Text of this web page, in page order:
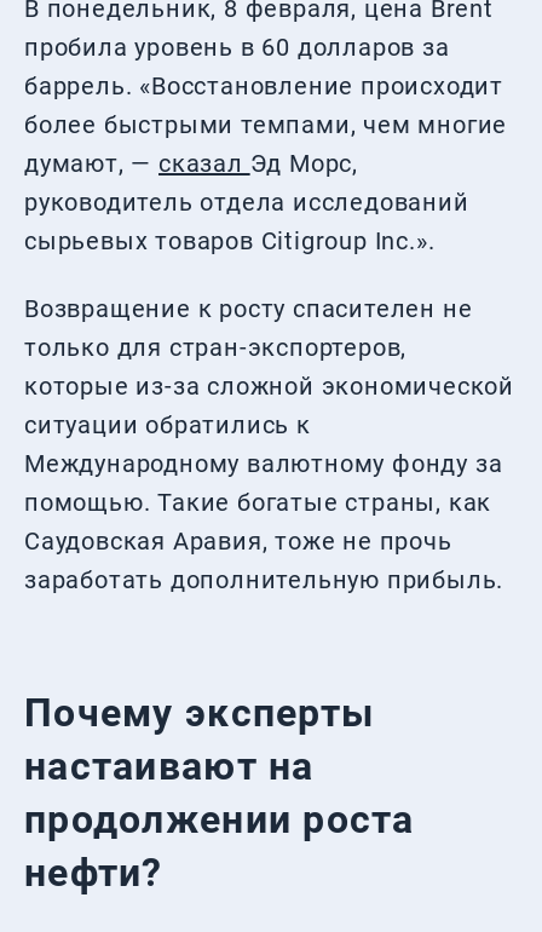
В понедельник, 8 февраля, цена Brent
пробила уровень в 60 долларов за
баррель. «Восстановление происходит
более быстрыми темпами, чем многие
думают, — сказал Эд Морс,
руководитель отдела исследований
сырьевых товаров Citigroup Inc.».
Возвращение к росту спасителен не
только для стран-экспортеров,
которые из-за сложной экономической
ситуации обратились к
Международному валютному фонду за
помощью. Такие богатые страны, как
Саудовская Аравия, тоже не прочь
заработать дополнительную прибыль.
Почему эксперты
настаивают на
продолжении роста
нефти?